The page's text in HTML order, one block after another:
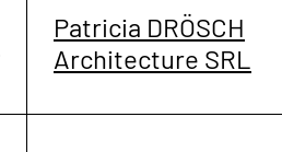
Patricia DRÖSCH
Architecture SRL